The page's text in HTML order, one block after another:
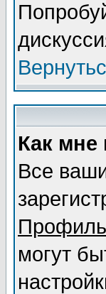
Как мне
Все
Профиль
могут